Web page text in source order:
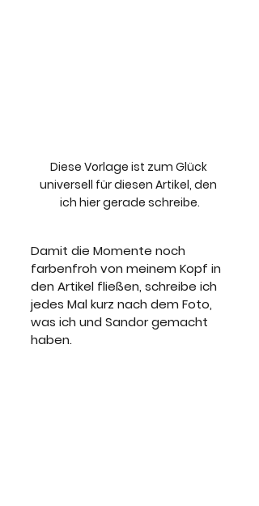
Diese Vorlage ist zum Glück
universell für diesen Artikel, den
ich hier gerade schreibe.
Damit die Momente noch
farbenfroh von meinem Kopf in
den Artikel fließen, schreibe ich
jedes Mal kurz nach dem Foto,
was ich und Sandor gemacht
haben.